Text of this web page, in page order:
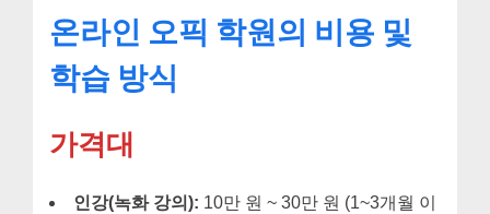
온라인 오픽 학원의 비용 및
학습 방식
가격대
인강(녹화 강의): 10만 원 ~ 30만 원 (1~3개월 이